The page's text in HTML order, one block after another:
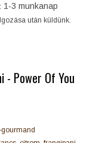
1-3 munkanap
után küldünk.
- Power Of You